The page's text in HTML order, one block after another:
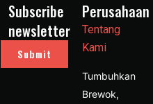
Subscribe
newsletter
Submit
Perusahaan
Tentang
Kami
Tumbuhkan
Brewok,